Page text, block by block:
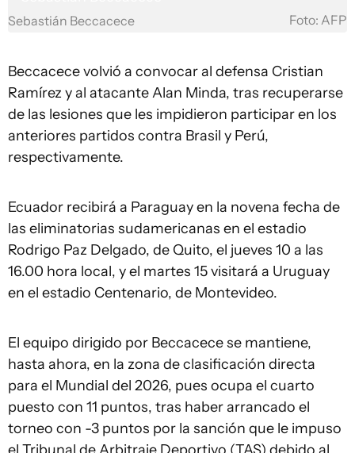
Sebastián Beccacece Foto: AFP
Beccacece volvió a convocar al defensa Cristian
Ramírez y al atacante Alan Minda, tras recuperarse
de las lesiones que les impidieron participar en los
anteriores partidos contra Brasil y Perú,
respectivamente.
Ecuador recibirá a Paraguay en la novena fecha de
las eliminatorias sudamericanas en el estadio
Rodrigo Paz Delgado, de Quito, el jueves 10 a las
16.00 hora local, y el martes 15 visitará a Uruguay
en el estadio Centenario, de Montevideo.
El equipo dirigido por Beccacece se mantiene,
hasta ahora, en la zona de clasificación directa
para el Mundial del 2026, pues ocupa el cuarto
puesto con 11 puntos, tras haber arrancado el
torneo con -3 puntos por la sanción que le impuso